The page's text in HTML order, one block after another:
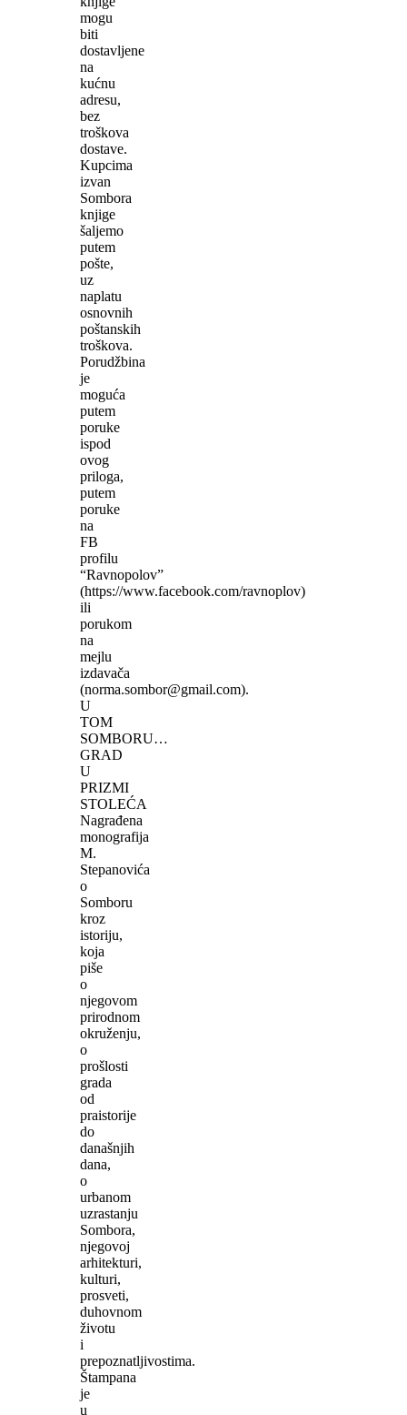
mogu
biti
dostavljene
na
kućnu
adresu,
bez
troškova
dostave.
Kupcima
izvan
Sombora
knjige
šaljemo
putem
pošte,
uz
naplatu
osnovnih
poštanskih
troškova.
Porudžbina
je
moguća
putem
poruke
ispod
ovog
priloga,
putem
poruke
na
FB
profilu
“Ravnopolov”
(https://www.facebook.com/ravnoplov)
ili
porukom
na
mejlu
izdavača
(norma.sombor@gmail.com).
U
TOM
SOMBORU…
GRAD
U
PRIZMI
STOLEĆA
Nagrađena
monografija
M.
Stepanovića
o
Somboru
kroz
istoriju,
koja
piše
o
njegovom
prirodnom
okruženju,
o
prošlosti
grada
od
praistorije
do
današnjih
dana,
o
urbanom
uzrastanju
Sombora,
njegovoj
arhitekturi,
kulturi,
prosveti,
duhovnom
životu
i
prepoznatljivostima.
Štampana
je
u